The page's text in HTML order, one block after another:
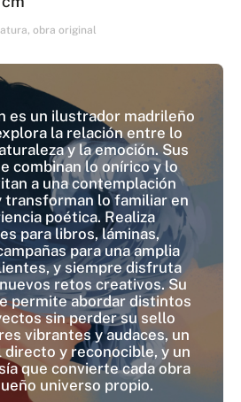
, obra original
es un ilustrador madrileño
la relación entre lo
y la emoción. Sus
combinan lo onírico y lo
a una contemplación
lo familiar en
poética. Realiza
para libros, láminas,
para una amplia
y siempre disfruta
retos creativos. Su
permite abordar distintos
sin perder su sello
vibrantes y audaces, un
directo y reconocible, y un
que convierte cada obra
universo propio.